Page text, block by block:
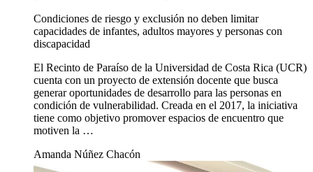
Condiciones de riesgo y exclusión no deben limitar
capacidades de infantes, adultos mayores y personas con
discapacidad
El Recinto de Paraíso de la Universidad de Costa Rica (UCR)
cuenta con un proyecto de extensión docente que busca
generar oportunidades de desarrollo para las personas en
condición de vulnerabilidad. Creada en el 2017, la iniciativa
tiene como objetivo promover espacios de encuentro que
motiven la …
Amanda Núñez Chacón